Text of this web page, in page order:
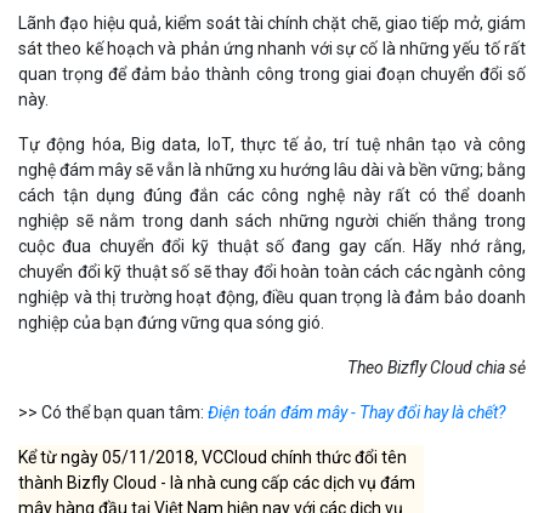
Lãnh đạo hiệu quả, kiểm soát tài chính chặt chẽ, giao tiếp mở, giám
sát theo kế hoạch và phản ứng nhanh với sự cố là những yếu tố rất
quan trọng để đảm bảo thành công trong giai đoạn chuyển đổi số
này.
Tự động hóa, Big data, IoT, thực tế ảo, trí tuệ nhân tạo và công
nghệ đám mây sẽ vẫn là những xu hướng lâu dài và bền vững; bằng
cách tận dụng đúng đắn các công nghệ này rất có thể doanh
nghiệp sẽ nằm trong danh sách những người chiến thắng trong
cuộc đua chuyển đổi kỹ thuật số đang gay cấn. Hãy nhớ rằng,
chuyển đổi kỹ thuật số sẽ thay đổi hoàn toàn cách các ngành công
nghiệp và thị trường hoạt động, điều quan trọng là đảm bảo doanh
nghiệp của bạn đứng vững qua sóng gió.
Theo Bizfly Cloud chia sẻ
>> Có thể bạn quan tâm: Điện toán đám mây - Thay đổi hay là chết?
Kể từ ngày 05/11/2018, VCCloud chính thức đổi tên
thành Bizfly Cloud - là nhà cung cấp các dịch vụ đám
mây hàng đầu tại Việt Nam hiện nay với các dịch vụ